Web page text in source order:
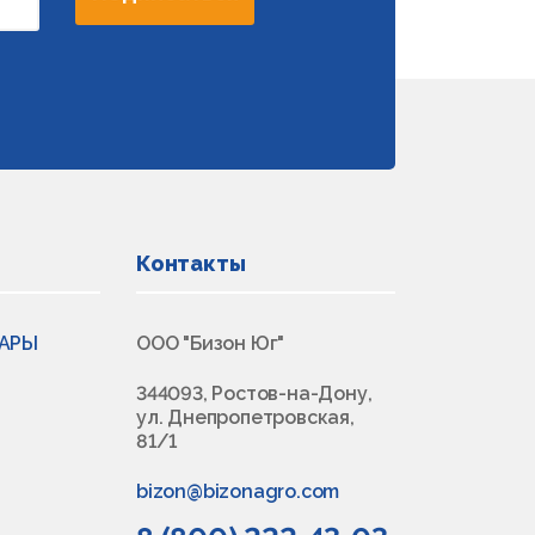
Контакты
ООО "Бизон Юг"
344093, Ростов-на-Дону,
ул. Днепропетровская,
81/1
bizon@bizonagro.com